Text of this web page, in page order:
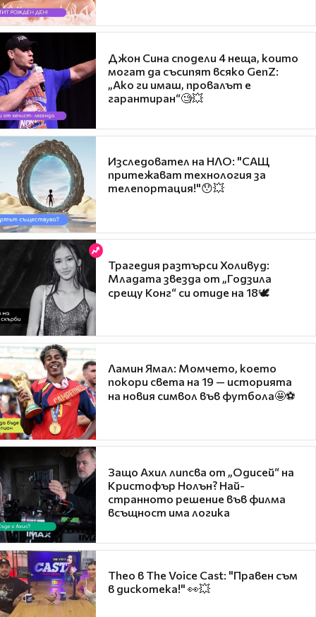
Джон Сина сподели 4 неща, които
могат да съсипят всяко GenZ:
„Ако ги имаш, провалът е
гарантиран“🧐💥
Изследовател на НЛО: "САЩ
притежават технология за
телепортация!"😯💥
Трагедия разтърси Холивуд:
Младата звезда от „Годзила
срещу Конг“ си отиде на 18🕊️
Ламин Ямал: Момчето, което
покори света на 19 — историята
на новия символ във футбола🤩⚽
Защо Ахил липсва от „Одисей“ на
Кристофър Нолън? Най-
странното решение във филма
всъщност има логика
Theo в The Voice Cast: "Правен съм
в дискотека!" 👀💥